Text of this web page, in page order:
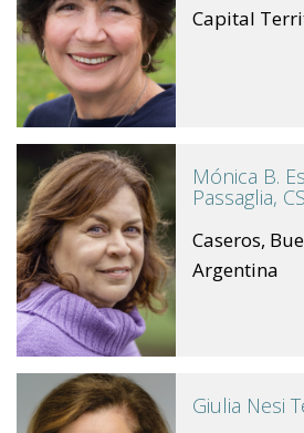
Capital
Mónica B.
Passaglia,
Caseros,
Argentina
Giulia Nesi